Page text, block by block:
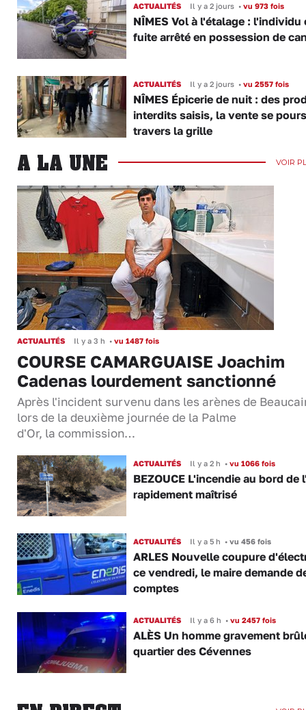
ACTUALITÉS Il y a 2 jours •vu 973 fois
NÎMES Vol à l'étalage : l'individu
fuite arrêté en possession de
ACTUALITÉS Il y a 2 jours •vu 2557 fois
NÎMES Épicerie de nuit : des
interdits saisis, la vente se
travers la grille
A LA UNE VOIR
ACTUALITÉS Il y a 3 h • vu 1487 fois
COURSE CAMARGUAISE Joachim
Cadenas lourdement sanctionné
Après l'incident survenu dans les arènes de
lors de la deuxième journée de la Palme
d'Or, la commission…
ACTUALITÉS Il y a 2 h •vu 1066 fois
BEZOUCE L'incendie au bord de
rapidement maîtrisé
ACTUALITÉS Il y a 5 h •vu 456 fois
ARLES Nouvelle coupure
ce vendredi, le maire demande
comptes
ACTUALITÉS Il y a 6 h •vu 2457 fois
ALÈS Un homme gravement
quartier des Cévennes